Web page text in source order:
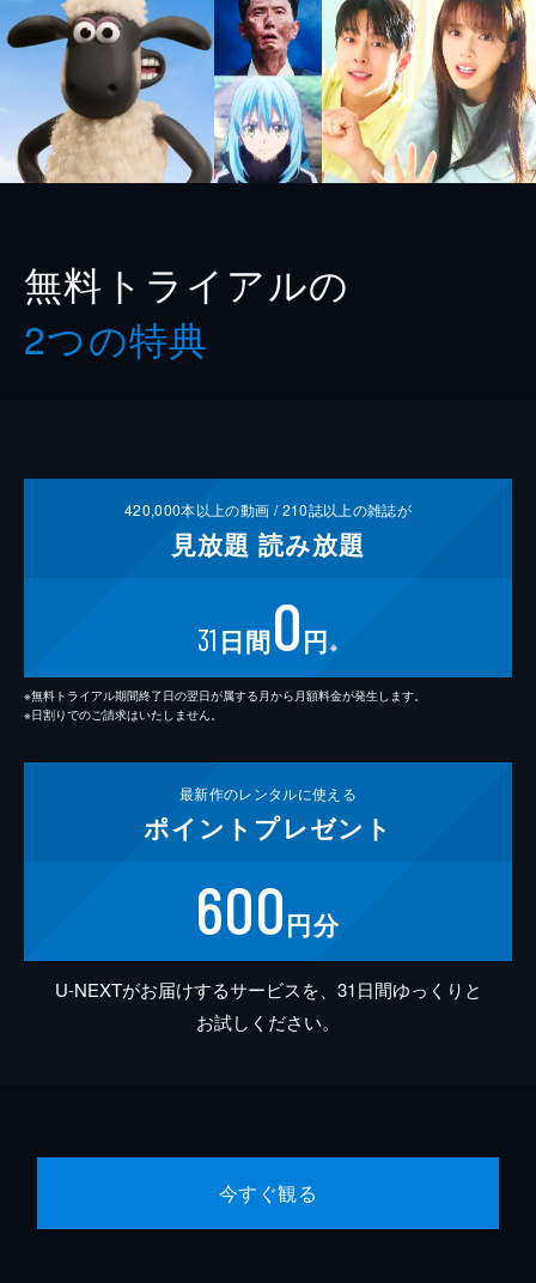
無料トライアルの
2つの特典
420,000本以上の動画 /210誌以上の雑誌が
見放題 読み放題
31 日間0円 ※
※無料トライアル期間終了日の翌日が属する月から月額料金が発生します。
※日割りでのご請求はいたしません。
最新作のレンタルに使える
ポイント プレゼント
600円分
U-NEXTがお届けするサービスを、31日間ゆっくりと
お試しください。
今すぐ観る